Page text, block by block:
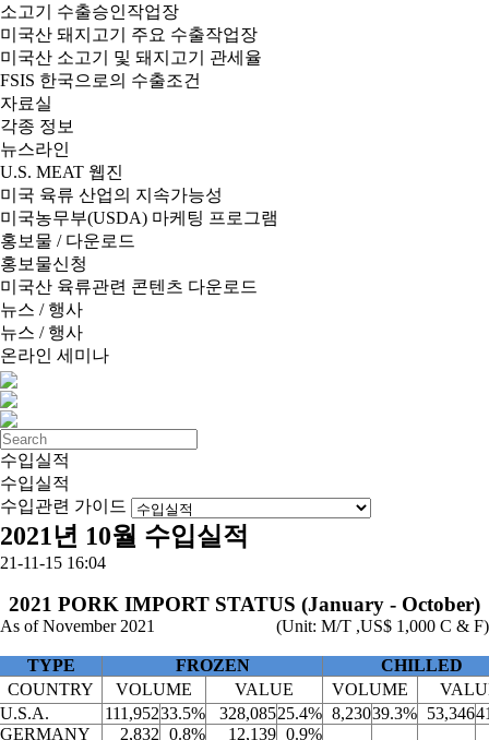
소고기 수출승인작업장
미국산 돼지고기 주요 수출작업장
미국산 소고기 및 돼지고기 관세율
FSIS 한국으로의 수출조건
자료실
각종 정보
뉴스라인
U.S. MEAT 웹진
미국 육류 산업의 지속가능성
미국농무부(USDA) 마케팅 프로그램
홍보물 / 다운로드
홍보물신청
미국산 육류관련 콘텐츠 다운로드
뉴스 / 행사
뉴스 / 행사
온라인 세미나
수입실적
수입실적
수입관련 가이드
2021년 10월 수입실적
21-11-15 16:04
2021 PORK IMPORT STATUS (January - October)
As of November 2021 (Unit: M/T ,US$ 1,000 C & F)
TYPE FROZEN
CHILLED
COUNTRY
VOLUME VALUE VOLUME
U.S.A.
111,95233.5% 328,08525.4% 8,23039.3% 53,346
GERMANY
2,832 0.8% 12,139 0.9%